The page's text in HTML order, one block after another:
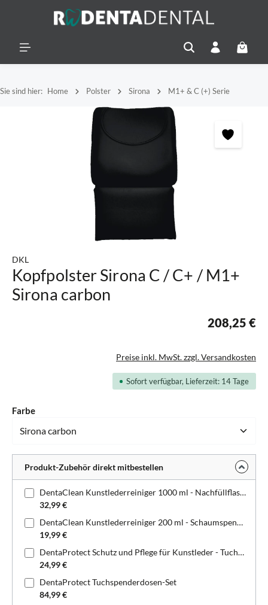
Sie sind hier: Home Polster Sirona M1+ & C (+) Serie
Bildergalerie überspringen
DKL
Kopfpolster Sirona C / C+ / M1+
Sirona carbon
208,25 €
Preise inkl. MwSt. zzgl. Versandkosten
Sofort verfügbar, Lieferzeit: 14 Tage
Farbeauswählen
Produkt-Zubehör direkt mitbestellen
DentaClean Kunstlederreiniger 1000 ml - Nachfüllflasche
32,99 €
DentaClean Kunstlederreiniger 200 ml - Schaumspenderflasche
19,99 €
DentaProtect Schutz und Pflege für Kunstleder - Tuchspenderdose
24,99 €
DentaProtect Tuchspenderdosen-Set
84,99 €